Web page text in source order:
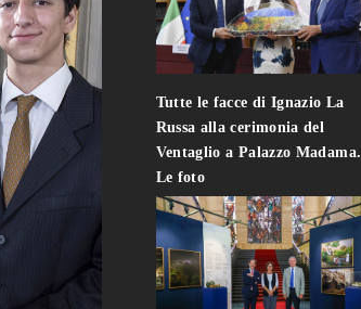
Tutte le facce di Ignazio La
Russa alla cerimonia del
Ventaglio a Palazzo Madama.
Le foto